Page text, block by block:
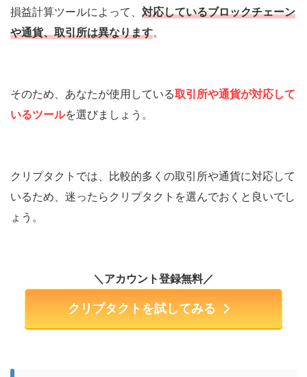
損益計算ツールによって、 対応しているブロックチェーン
や通貨、取引所は異なります。
そのため、あなたが使用している取引所や通貨が対応して
いるツールを選びましょう。
クリプタクトでは、比較的多くの取引所や通貨に対応して
いるため、迷ったらクリプタクトを選んでおくと良いでし
ょう。
＼ アカウント登録無料／
クリプタクトを試してみる